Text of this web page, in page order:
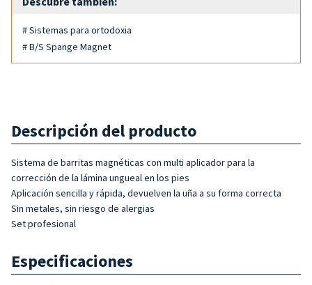
# Sistemas para ortodoxia
# B/S Spange Magnet
Descripción del producto
Sistema de barritas magnéticas con multi aplicador para la
corrección de la lámina ungueal en los pies
Aplicación sencilla y rápida, devuelven la uña a su forma correcta
Sin metales, sin riesgo de alergias
Set profesional
Especificaciones